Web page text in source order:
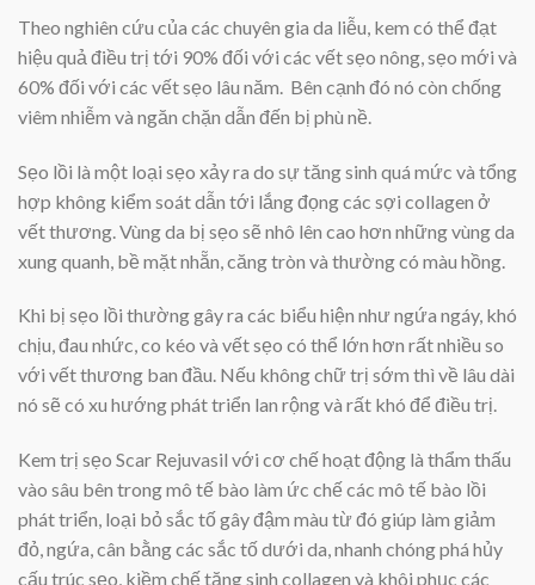
Theo nghiên cứu của các chuyên gia da liễu, kem có thể đạt
hiệu quả điều trị tới 90% đối với các vết sẹo nông, sẹo mới và
60% đối với các vết sẹo lâu năm. Bên cạnh đó nó còn chống
viêm nhiễm và ngăn chặn dẫn đến bị phù nề.
Sẹo lồi là một loại sẹo xảy ra do sự tăng sinh quá mức và tổng
hợp không kiểm soát dẫn tới lắng đọng các sợi collagen ở
vết thương. Vùng da bị sẹo sẽ nhô lên cao hơn những vùng da
xung quanh, bề mặt nhẵn, căng tròn và thường có màu hồng.
Khi bị sẹo lồi thường gây ra các biểu hiện như ngứa ngáy, khó
chịu, đau nhức, co kéo và vết sẹo có thể lớn hơn rất nhiều so
với vết thương ban đầu. Nếu không chữ trị sớm thì về lâu dài
nó sẽ có xu hướng phát triển lan rộng và rất khó để điều trị.
Kem trị sẹo Scar Rejuvasil với cơ chế hoạt động là thẩm thấu
vào sâu bên trong mô tế bào làm ức chế các mô tế bào lồi
phát triển, loại bỏ sắc tố gây đậm màu từ đó giúp làm giảm
đỏ, ngứa, cân bằng các sắc tố dưới da, nhanh chóng phá hủy
cấu trúc sẹo, kiềm chế tăng sinh collagen và khôi phục các